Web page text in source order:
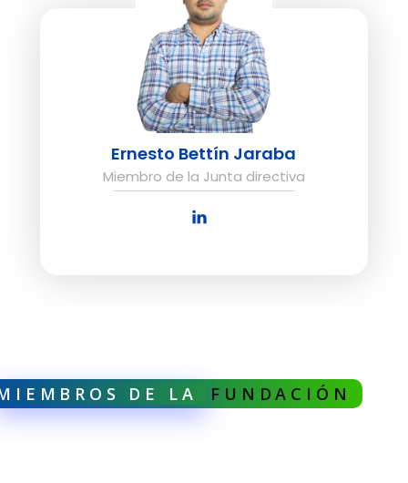
Ernesto Bettín Jaraba
Miembro de la Junta directiva
DE LA FUNDACIÓN